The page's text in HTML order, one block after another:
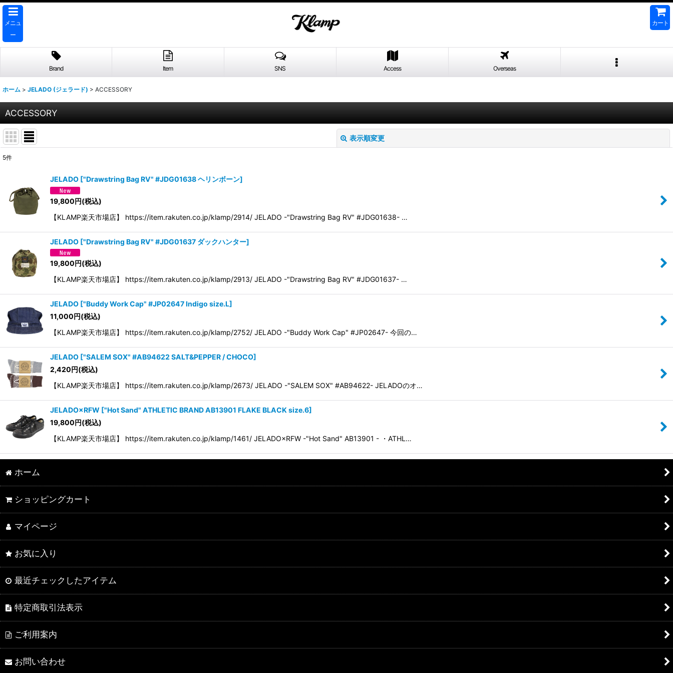
メニュ
ー
カート
Brand Item SNS Access Overseas
ホーム > JELADO (ジェラード) > ACCESSORY
ACCESSORY
表示順変更
並び順:
絞り込む
5件
JELADO ["Drawstring Bag RV" #JDG01638 ヘリンボーン]
19,800円(税込)
【KLAMP楽天市場店】 https://item.rakuten.co.jp/klamp/2914/ JELADO -"Drawstring Bag RV" #JDG01638- …
JELADO ["Drawstring Bag RV" #JDG01637 ダックハンター]
19,800円(税込)
【KLAMP楽天市場店】 https://item.rakuten.co.jp/klamp/2913/ JELADO -"Drawstring Bag RV" #JDG01637- …
JELADO ["Buddy Work Cap" #JP02647 Indigo size.L]
11,000円(税込)
【KLAMP楽天市場店】 https://item.rakuten.co.jp/klamp/2752/ JELADO -"Buddy Work Cap" #JP02647- 今回の…
JELADO ["SALEM SOX" #AB94622 SALT&PEPPER / CHOCO]
2,420円(税込)
【KLAMP楽天市場店】 https://item.rakuten.co.jp/klamp/2673/ JELADO -"SALEM SOX" #AB94622- JELADOのオ…
JELADO×RFW ["Hot Sand" ATHLETIC BRAND AB13901 FLAKE BLACK size.6]
19,800円(税込)
【KLAMP楽天市場店】 https://item.rakuten.co.jp/klamp/1461/ JELADO×RFW -"Hot Sand" AB13901 - ・ATHL…
ホーム
ショッピングカート
マイページ
お気に入り
最近チェックしたアイテム
特定商取引法表示
ご利用案内
お問い合わせ